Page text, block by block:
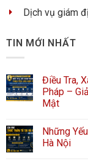
Dịch vụ giám
TIN MỚI NHẤT
Điều Tra,
Pháp –
Mật
Những
Hà Nội